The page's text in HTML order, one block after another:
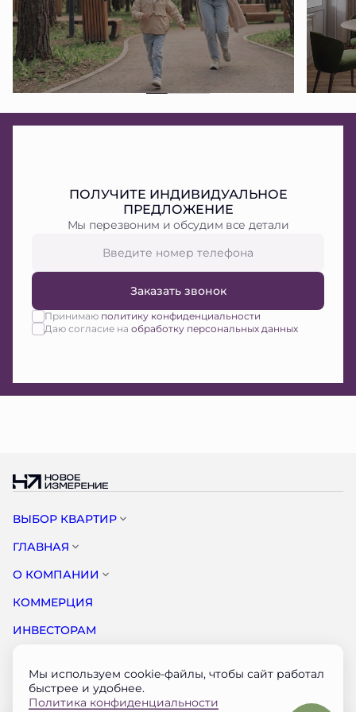
ПОЛУЧИТЕ ИНДИВИДУАЛЬНОЕ
ПРЕДЛОЖЕНИЕ
Мы перезвоним и обсудим все детали
Заказать звонок
Принимаю политику конфиденциальности
Даю согласие на обработку персональных данных
ВЫБОР КВАРТИР
ГЛАВНАЯ
О КОМПАНИИ
КОММЕРЦИЯ
ИНВЕСТОРАМ
КОНТАКТЫ
Мы используем cookie-файлы, чтобы сайт работал
быстрее и удобнее.
Политика конфиденциальности